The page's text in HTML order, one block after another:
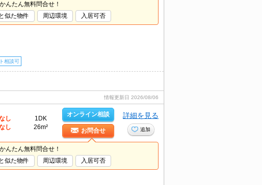
んたん無料問合せ！
似た物件 周辺環境 入居可否
相談可
情報更新日 2026/08/06
し
し
1DK
26m²
オンライン相談
お問合せ
詳細を見る
追加
んたん無料問合せ！
似た物件 周辺環境 入居可否